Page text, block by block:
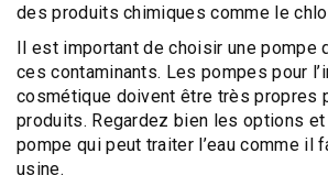
des produits chimiques comme le
Il est important dechoisir une pompe
ces contaminants. Lespompes pour
cosmétique doivent être très propres
produits. Regardez bien les options
pompe qui peut traiter l’eau comme il
usine.